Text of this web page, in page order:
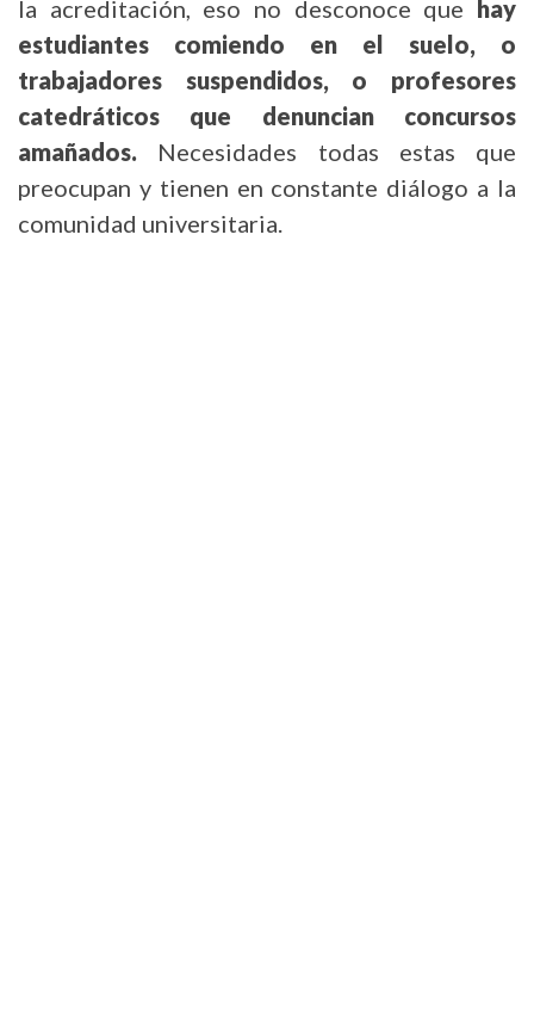
la acreditación, eso no desconoce que hay
estudiantes comiendo en el suelo, o
trabajadores suspendidos, o profesores
catedráticos que denuncian concursos
amañados. Necesidades todas estas que
preocupan y tienen en constante diálogo a la
comunidad universitaria.